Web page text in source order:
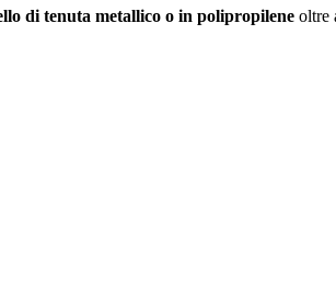
di tenuta metallico o in polipropilene oltre